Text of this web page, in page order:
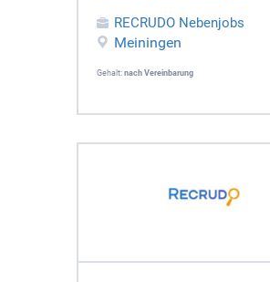
RECRUDO Nebenjobs
Meiningen
Gehalt: nach Vereinbarung